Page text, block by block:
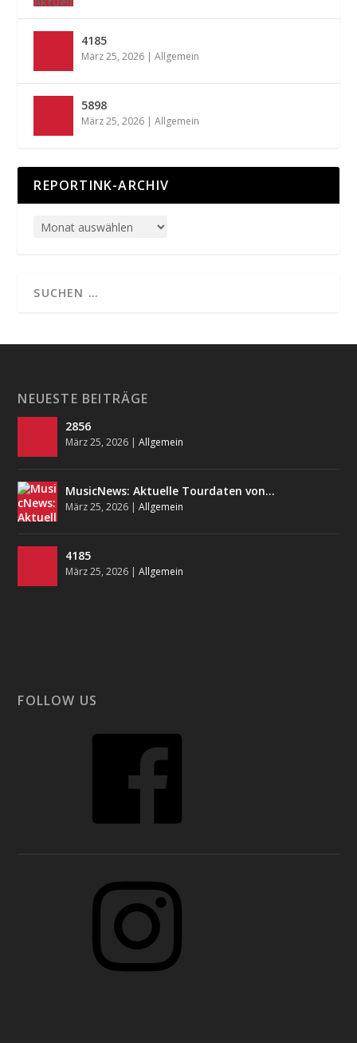
4185
März 25, 2026 |Allgemein
5898
März 25, 2026 |Allgemein
REPORTINK-ARCHIV
NEUESTE BEITRÄGE
2856
März 25, 2026 |Allgemein
MusicNews: Aktuelle Tourdaten von…
März 25, 2026 |Allgemein
4185
März 25, 2026 |Allgemein
FOLLOW US